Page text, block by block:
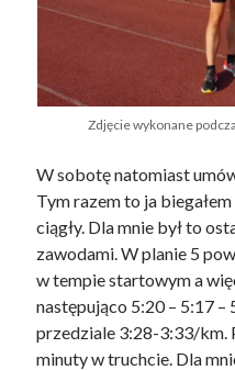
Zdjęcie wykonane
W sobotę natomiast
Tym razem to ja
ciągły. Dla mnie był to
zawodami. W planie 5
w tempie startowym a
następująco 5:20 – 5:17 –
przedziale 3:28-3:33/km.
minuty w truchcie. Dla